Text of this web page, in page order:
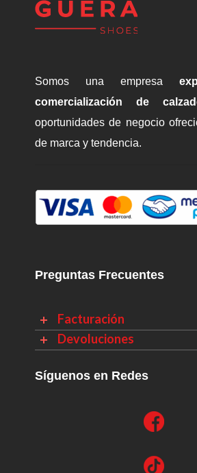
Somos una empresa
comercialización de
oportunidades de negocio
de marca y tendencia.
Preguntas Frecuentes
Facturación
Devoluciones
Síguenos en Redes